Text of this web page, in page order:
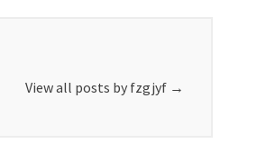
View all posts by fzgjyf →